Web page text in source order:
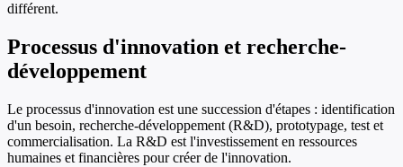
différent.
Processus d'innovation et recherche-
développement
Le processus d'innovation est une succession d'étapes : identification
d'un besoin, recherche-développement (R&D), prototypage, test et
commercialisation. La R&D est l'investissement en ressources
humaines et financières pour créer de l'innovation.